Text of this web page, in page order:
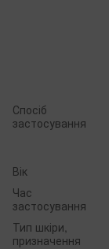
Спосіб
застосування
Вік
Час
застосування
Тип шкіри,
призначення